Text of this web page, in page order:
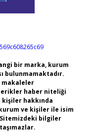
bir marka, kurum
bulunmamaktadır.
makaleler
haber niteliği
hakkında
ve kişiler ile isim
bilgiler